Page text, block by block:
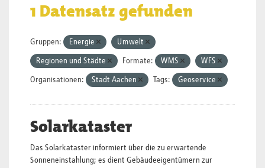
1 Datensatz gefunden
Gruppen: Energie Umwelt
Regionen und Städte Formate: WMS WFS
Organisationen: Stadt Aachen Tags: Geoservice
Solarkataster
Das Solarkataster informiert über die zu erwartende
Sonneneinstahlung; es dient Gebäudeeigentümern zur